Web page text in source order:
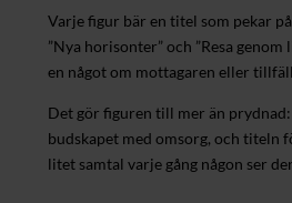
Varje figur bär en titel som pekar på
”Nya horisonter” och ”Resa genom
en något om mottagaren eller
Det gör figuren till mer än
budskapet med omsorg, och titeln
litet samtal varje gång någon ser